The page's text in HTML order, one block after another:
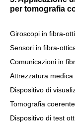
per tomografia
Giroscopi in fibra-
Sensori in fibra-
Comunicazioni in
Attrezzatura medica
Dispositivo di
Tomografia
Dispositivo di test